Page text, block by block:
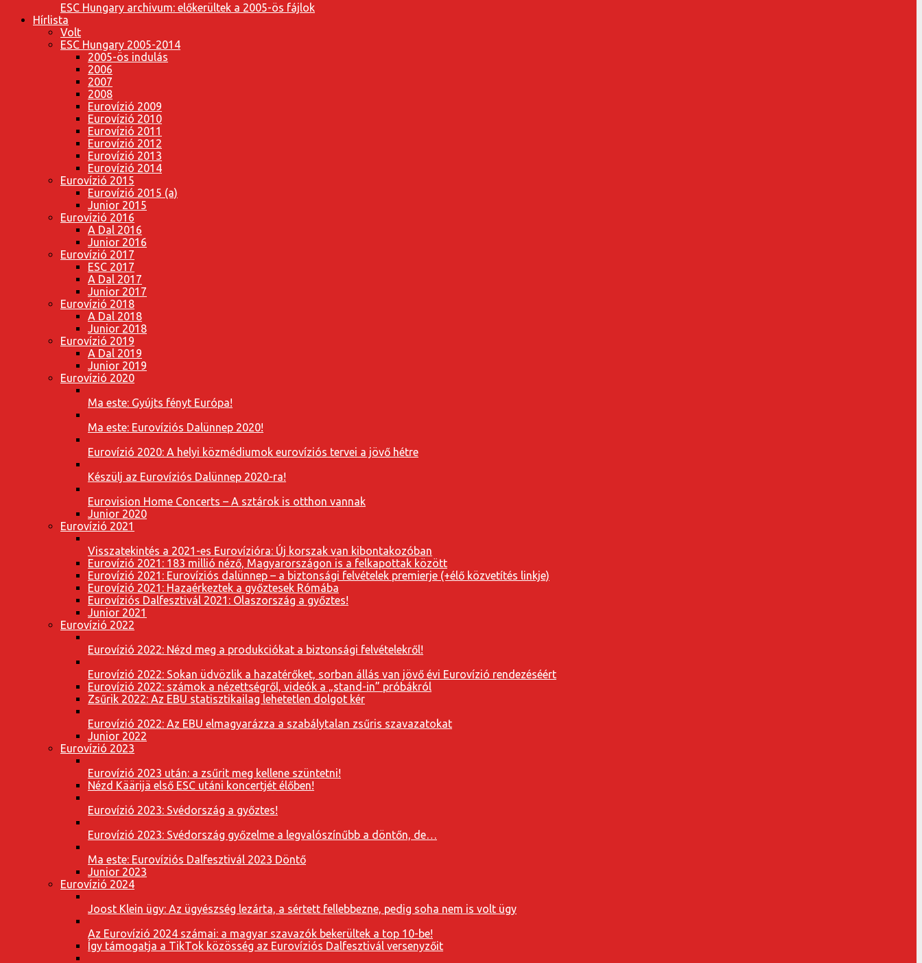
ESC Hungary archivum: előkerültek a 2005-ös fájlok
Hírlista
Volt
ESC Hungary 2005-2014
2005-ös indulás
2006
2007
2008
Eurovízió 2009
Eurovízió 2010
Eurovízió 2011
Eurovízió 2012
Eurovízió 2013
Eurovízió 2014
Eurovízió 2015
Eurovízió 2015 (a)
Junior 2015
Eurovízió 2016
A Dal 2016
Junior 2016
Eurovízió 2017
ESC 2017
A Dal 2017
Junior 2017
Eurovízió 2018
A Dal 2018
Junior 2018
Eurovízió 2019
A Dal 2019
Junior 2019
Eurovízió 2020
Ma este: Gyújts fényt Európa!
Ma este: Eurovíziós Dalünnep 2020!
Eurovízió 2020: A helyi közmédiumok eurovíziós tervei a jövő hétre
Készülj az Eurovíziós Dalünnep 2020-ra!
Eurovision Home Concerts – A sztárok is otthon vannak
Junior 2020
Eurovízió 2021
Visszatekintés a 2021-es Eurovízióra: Új korszak van kibontakozóban
Eurovízió 2021: 183 millió néző, Magyarországon is a felkapottak között
Eurovízió 2021: Eurovíziós dalünnep – a biztonsági felvételek premierje (+élő közvetítés linkje)
Eurovízió 2021: Hazaérkeztek a győztesek Rómába
Eurovíziós Dalfesztivál 2021: Olaszország a győztes!
Junior 2021
Eurovízió 2022
Eurovízió 2022: Nézd meg a produkciókat a biztonsági felvételekről!
Eurovízió 2022: Sokan üdvözlik a hazatérőket, sorban állás van jövő évi Eurovízió rendezéséért
Eurovízió 2022: számok a nézettségről, videók a „stand-in” próbákról
Zsűrik 2022: Az EBU statisztikailag lehetetlen dolgot kér
Eurovízió 2022: Az EBU elmagyarázza a szabálytalan zsűris szavazatokat
Junior 2022
Eurovízió 2023
Eurovízió 2023 után: a zsűrit meg kellene szüntetni!
Nézd Käärijä első ESC utáni koncertjét élőben!
Eurovízió 2023: Svédország a győztes!
Eurovízió 2023: Svédország győzelme a legvalószínűbb a döntőn, de…
Ma este: Eurovíziós Dalfesztivál 2023 Döntő
Junior 2023
Eurovízió 2024
Joost Klein ügy: Az ügyészség lezárta, a sértett fellebbezne, pedig soha nem is volt ügy
Az Eurovízió 2024 számai: a magyar szavazók bekerültek a top 10-be!
Így támogatja a TikTok közösség az Eurovíziós Dalfesztivál versenyzőit